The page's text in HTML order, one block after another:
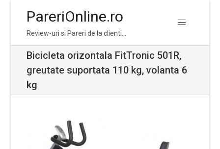
navigation
content
PareriOnline.ro
Review-uri si Pareri de la clienti…
Bicicleta orizontala FitTronic 501R,
greutate suportata 110 kg, volanta 6
kg